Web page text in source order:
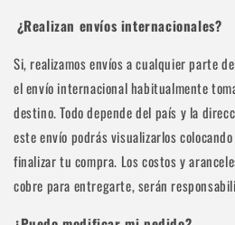
¿Realizan envíos internacionales?
Si, realizamos envíos a cualquier parte
el envío internacional habitualmente
destino. Todo depende del país y la
este envío podrás visualizarlos
finalizar tu compra. Los costos y
cobre para entregarte, serán